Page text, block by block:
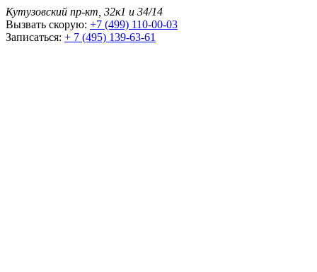
Кутузовский пр-кт, 32к1 и 34/14
Вызвать скорую: +7 (499) 110-00-03
Записаться: + 7 (495) 139-63-61